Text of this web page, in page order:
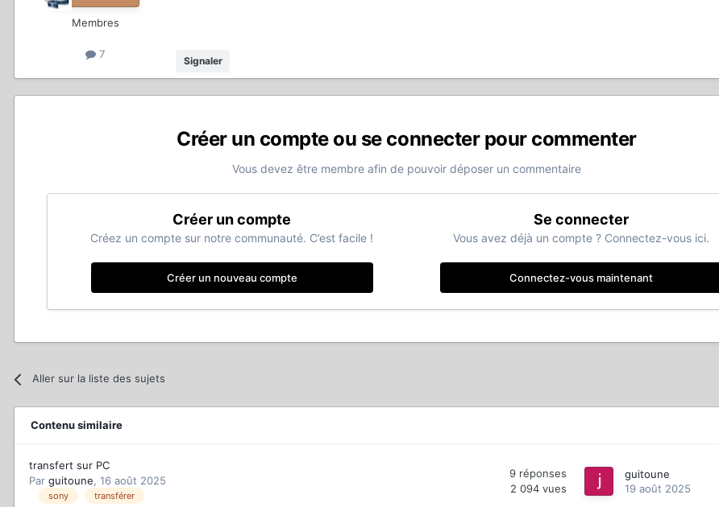
Membres
7
Signaler
Créer un compte ou se connecter pour commenter
Vous devez être membre afin de pouvoir déposer un commentaire
Créer un compte
Créez un compte sur notre communauté. C’est facile !
Créer un nouveau compte
Se connecter
Vous avez déjà un compte ? Connectez-vous ici.
Connectez-vous maintenant
Aller sur la liste des sujets
Contenu similaire
transfert sur PC
Par guitoune, 16 août 2025
sony transférer
9 réponses
2 094 vues
guitoune
19 août 2025